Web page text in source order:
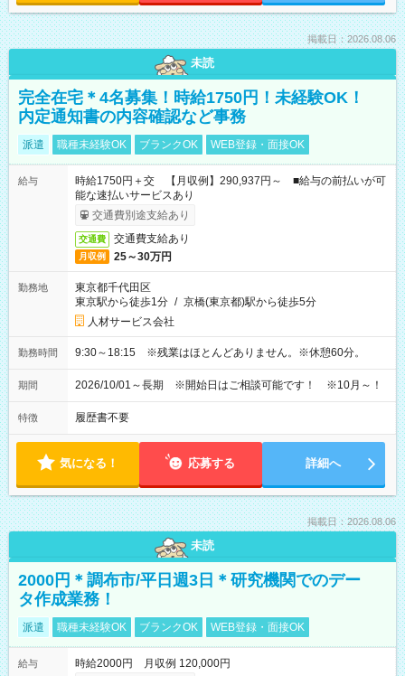
掲載日：2026.08.06
未読
完全在宅＊4名募集！時給1750円！未経験OK！
内定通知書の内容確認など事務
派遣 職種未経験OK ブランクOK WEB登録・面接OK
給与
時給1750円＋交 【月収例】290,937円～ ■給与の前払いが可
能な速払いサービスあり
交通費別途支給あり
交通費 交通費支給あり
月収例 25～30万円
勤務地
東京都千代田区
東京駅から徒歩1分 / 京橋(東京都)駅から徒歩5分
人材サービス会社
勤務時間 9:30～18:15 ※残業はほとんどありません。※休憩60分。
期間 2026/10/01～長期 ※開始日はご相談可能です！ ※10月～！
特徴 履歴書不要
気になる！ 応募する 詳細へ
掲載日：2026.08.06
未読
2000円＊調布市/平日週3日＊研究機関でのデー
タ作成業務！
派遣 職種未経験OK ブランクOK WEB登録・面接OK
給与
時給2000円 月収例 120,000円